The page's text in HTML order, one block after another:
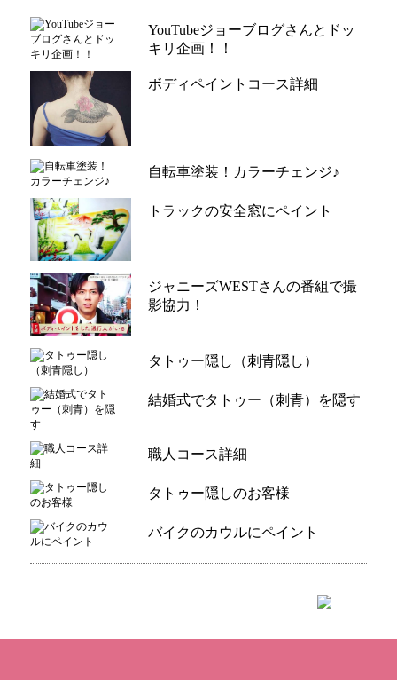
YouTubeジョーブログさんとドッ
キリ企画！！
ボディペイントコース詳細
自転車塗装！カラーチェンジ♪
トラックの安全窓にペイント
ジャニーズWESTさんの番組で撮
影協力！
タトゥー隠し（刺青隠し）
結婚式でタトゥー（刺青）を隠す
職人コース詳細
タトゥー隠しのお客様
バイクのカウルにペイント